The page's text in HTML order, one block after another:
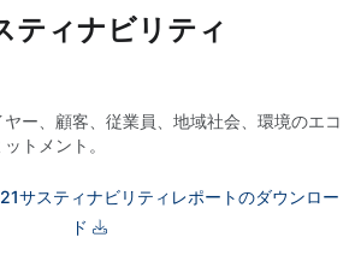
ティナビリティ
ー、顧客、従業員、地域社会、環境のエコ
トメント。
サスティナビリティレポートのダウンロー
ド